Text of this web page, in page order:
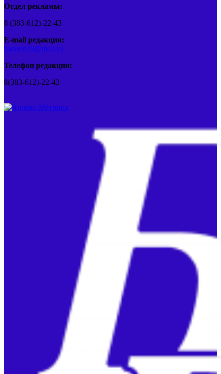
Отдел рекламы:
8 (383-612)-22-43
E-mail редакции:
barvest20@mail.ru
Телефон редакции:
8(383-612)-22-43